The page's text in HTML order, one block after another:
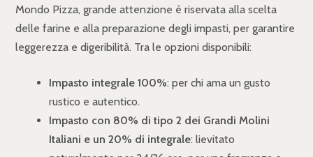
Mondo Pizza, grande attenzione è riservata alla scelta
delle farine e alla preparazione degli impasti, per garantire
leggerezza e digeribilità. Tra le opzioni disponibili:
Impasto integrale 100%: per chi ama un gusto
rustico e autentico.
Impasto con 80% di tipo 2 dei Grandi Molini
Italiani e un 20% di integrale: lievitato